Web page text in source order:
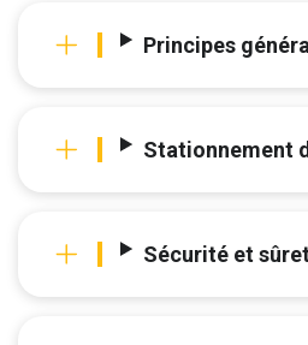
Principes
Stationnement
Sécurité et